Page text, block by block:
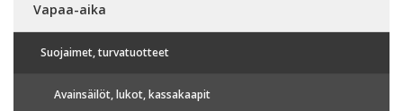
Vapaa-aika
Suojaimet, turvatuotteet
Avainsäilöt, lukot, kassakaapit